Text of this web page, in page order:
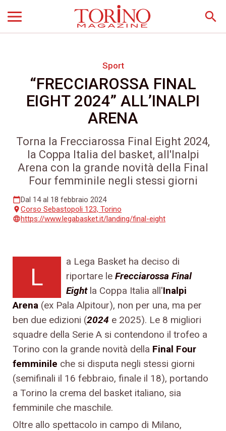
search
Sport
“FRECCIAROSSA FINAL
EIGHT 2024” ALL’INALPI
ARENA
Torna la Frecciarossa Final Eight 2024,
la Coppa Italia del basket, all'Inalpi
Arena con la grande novità della Final
Four femminile negli stessi giorni
calendar_todayDal 14 al 18 febbraio 2024
placeCorso Sebastopoli 123, Torino
languagehttps://www.legabasket.it/landing/final-eight
L
a Lega Basket ha deciso di
riportare le Frecciarossa Final
Eightla Coppa Italia all'Inalpi
Arena (ex Pala Alpitour), non per una, ma per
ben due edizioni (2024 e 2025). Le 8 migliori
squadre della Serie A si contendono il trofeo a
Torino con la grande novità della Final Four
femminile che si disputa negli stessi giorni
(semifinali il 16 febbraio, finale il 18), portando
a Torino la crema del basket italiano, sia
femminile che maschile.
Oltre allo spettacolo in campo di Milano,